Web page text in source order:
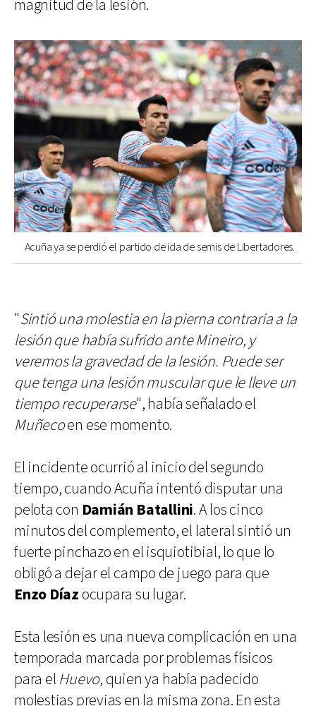
magnitud de la lesión.
Acuña ya se perdió el partido de ida de semis de Libertadores.
"Sintió una molestia en la pierna contraria a la
lesión que había sufrido ante Mineiro, y
veremos la gravedad de la lesión. Puede ser
que tenga una lesión muscular que le lleve un
tiempo recuperarse", había señalado el
Muñecoen ese momento.
El incidente ocurrió al inicio del segundo
tiempo, cuando Acuña intentó disputar una
pelota con Damián Batallini. A los cinco
minutos del complemento, el lateral sintió un
fuerte pinchazo en el isquiotibial, lo que lo
obligó a dejar el campo de juego para que
Enzo Díaz ocupara su lugar.
Esta lesión es una nueva complicación en una
temporada marcada por problemas físicos
para el Huevo, quien ya había padecido
molestias previas en la misma zona. En esta